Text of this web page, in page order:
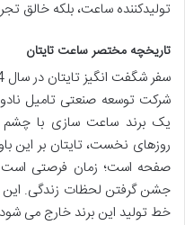
تولیدکننده ساعت، بلکه خالق
تاریخچه مختصر ساعت تایتان
سفر شگفت انگیز تایتان در سال 1984 آغاز شد، زمانی که صنایع
شرکت توسعه صنعتی تامیل
یک برند ساعت سازی با چشم
روزهای نخست، تایتان بر این
صفحه است؛ زمان فرصتی
جشن گرفتن لحظات زندگی. این
خط تولید این برند خارج می